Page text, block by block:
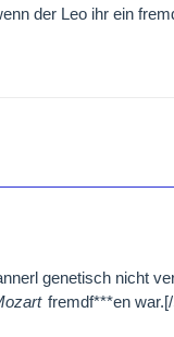
der Leo ihr ein
genetisch nicht
fremdf***en